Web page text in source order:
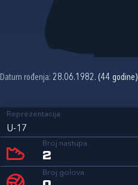
Datum rođenja: 28.06.1982. (44 godine)
Reprezentacija
U-17
Broj nastupa
2
Broj golova